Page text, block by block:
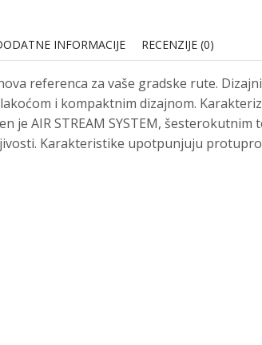
INFORMACIJE RECENZIJE (0)
referenca za vaše gradske rute.
i kompaktnim dizajnom.
je AIR STREAM SYSTEM,
Karakteristike upotpunjuju